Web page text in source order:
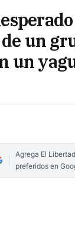
un
un
Agrega El
preferidos en